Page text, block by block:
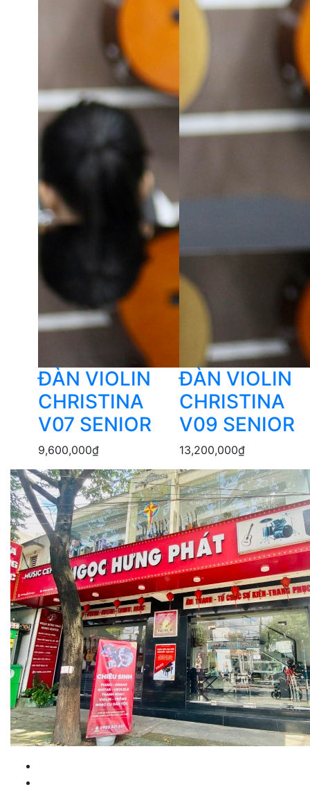
ĐÀN VIOLIN
CHRISTINA
V07 SENIOR
9,600,000₫
ĐÀN VIOLIN
CHRISTINA
V09 SENIOR
13,200,000₫